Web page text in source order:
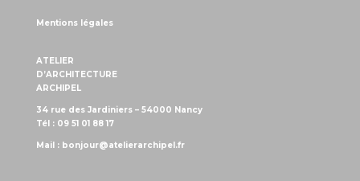
Mentions légales
ATELIER
D’ARCHITECTURE
ARCHIPEL
34 rue des Jardiniers – 54000 Nancy
Tél : 09 51 01 88 17
Mail : bonjour@atelierarchipel.fr